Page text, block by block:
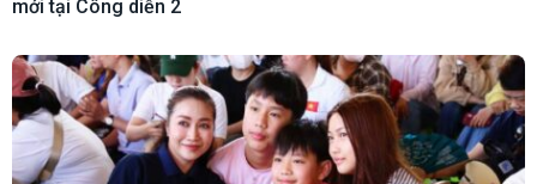
mới tại Công diễn 2